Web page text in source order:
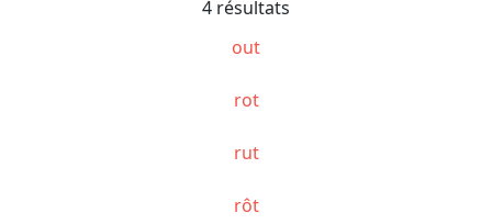
4 résultats
out
rot
rut
rôt